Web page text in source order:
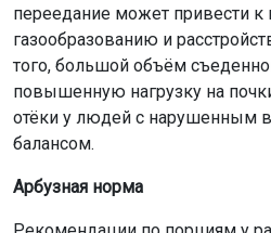
переедание может привести
газообразованию и
того, большой объём
повышенную нагрузку на
отёки у людей с нарушенным
балансом.
Арбузная норма